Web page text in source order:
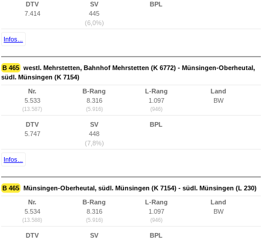
DTV
7.414
SV
445
(6,0%)
BPL
Infos...
B 465 westl. Mehrstetten, Bahnhof Mehrstetten (K 6772) - Münsingen-Oberheutal,
südl. Münsingen (K 7154)
Nr.
5.533
(13.587)
B-Rang
8.316
(5.916)
L-Rang
1.097
(946)
Land
BW
DTV
5.747
SV
448
(7,8%)
BPL
Infos...
B 465 Münsingen-Oberheutal, südl. Münsingen (K 7154) - südl. Münsingen (L 230)
Nr.
5.534
(13.588)
B-Rang
8.316
(5.916)
L-Rang
1.097
(946)
Land
BW
DTV
SV
BPL